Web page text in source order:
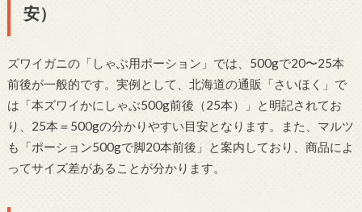
安）
ズワイガニの「しゃぶ用ポーション」では、500gで20〜25本
前後が一般的です。実例として、北海道の通販「さいほく」で
は「本ズワイかにしゃぶ500g前後（25本）」と明記されてお
り、25本＝500gの分かりやすい目安となります。また、マルツ
も「ポーション500gで脚20本前後」と案内しており、商品によ
ってサイズ差があることが分かります。